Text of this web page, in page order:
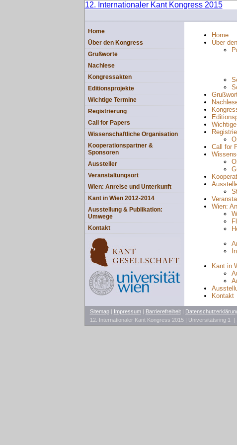
12. Internationaler Kant Kongress 2015
Home
Über den Kongress
Grußworte
Nachlese
Kongressakten
Editionsprojekte
Wichtige Termine
Registrierung
Call for Papers
Wissenschaftliche Organisation
Kooperationspartner &
Sponsoren
Aussteller
Veranstaltungsort
Wien: Anreise und Unterkunft
Kant in Wien 2012-2014
Ausstellung & Publikation:
Umwege
Kontakt
Home
Über
Call for
Wien:
Kant in
Kontakt
Sitemap| Impressum| Barrierefreiheit|
12. Internationaler Kant Kongress 2015 | Universitätsring 1 |